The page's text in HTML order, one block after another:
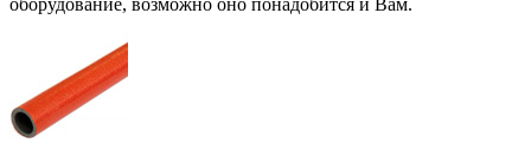
оборудование, возможно оно понадобится и Вам.